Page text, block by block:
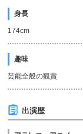
身長
174cm
趣味
芸能全般の観賞
出演歴